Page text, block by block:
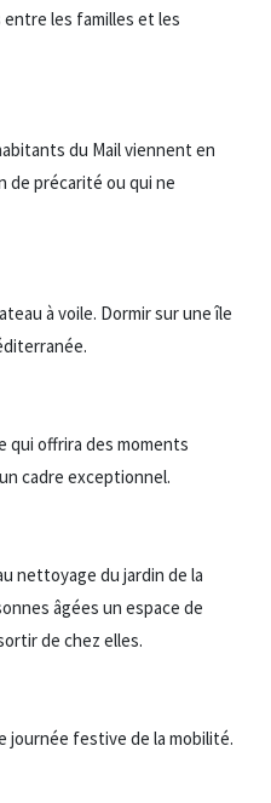
les familles et les
du Mail viennent en
de précarité ou qui ne
à voile. Dormir sur une île
qui offrira des moments
cadre exceptionnel.
nettoyage du jardin de la
âgées un espace de
de chez elles.
journée festive de la mobilité.